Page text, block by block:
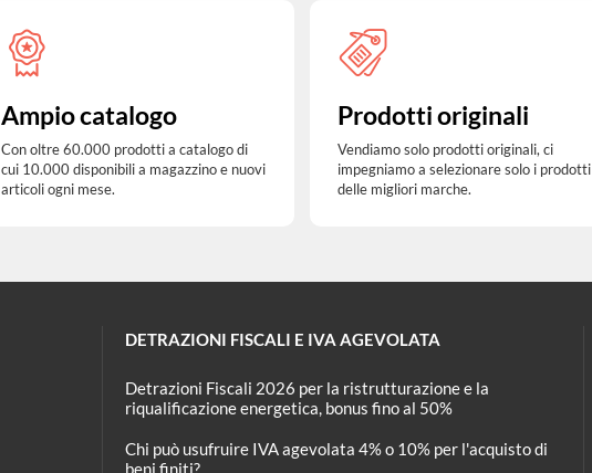
Ampio catalogo
Con oltre 60.000 prodotti a catalogo di
cui 10.000 disponibili a magazzino e nuovi
articoli ogni mese.
Prodotti originali
Vendiamo solo prodotti originali, ci
impegniamo a selezionare solo i prodotti
delle migliori marche.
DETRAZIONI FISCALI E IVA AGEVOLATA
Detrazioni Fiscali 2026 per la ristrutturazione e la
riqualificazione energetica, bonus fino al 50%
Chi può usufruire IVA agevolata 4% o 10% per l'acquisto di
beni finiti?